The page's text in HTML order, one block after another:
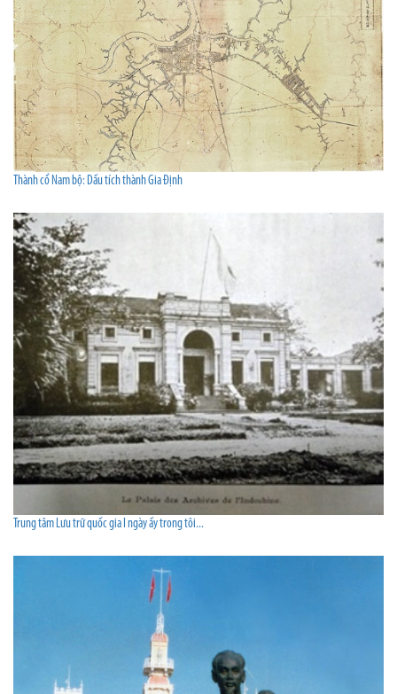
Thành cổ Nam bộ: Dấu tích thành Gia Định
Trung tâm Lưu trữ quốc gia I ngày ấy trong tôi...